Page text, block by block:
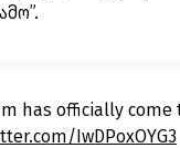
has officially
IwDPoxOYG3